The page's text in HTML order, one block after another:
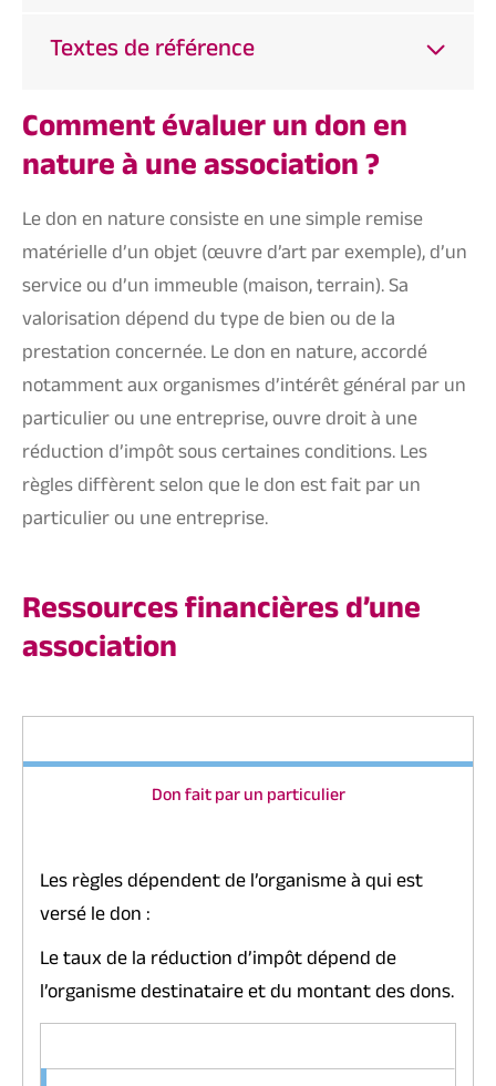
Textes de référence
Comment évaluer un don en
nature à une association ?
Le don en nature consiste en une simple remise
matérielle d’un objet (œuvre d’art par exemple), d’un
service ou d’un immeuble (maison, terrain). Sa
valorisation dépend du type de bien ou de la
prestation concernée. Le don en nature, accordé
notamment auxorganismes d’intérêt généralpar un
particulier ou une entreprise, ouvre droit à une
réduction d’impôt sous certaines conditions. Les
règles diffèrent selon que le don est fait par un
particulier ou une entreprise.
Ressources financières d’une
association
Don fait par un particulier
Les règles dépendent de l’organisme à qui est
versé le don :
Le taux de la réduction d’impôt dépend de
l’organisme destinataire et du montant des dons.